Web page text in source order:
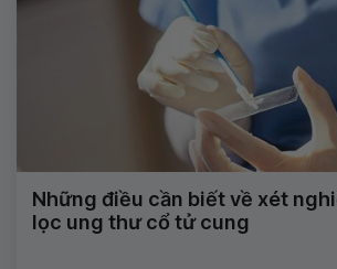
Những điều cần biết về xét
lọc ung thư cổ tử cung